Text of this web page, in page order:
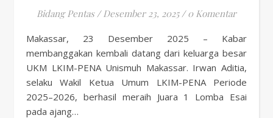
Bidang Pentas / Desember 23, 2025 / 0 Komentar
Makassar, 23 Desember 2025 – Kabar
membanggakan kembali datang dari keluarga besar
UKM LKIM-PENA Unismuh Makassar. Irwan Aditia,
selaku Wakil Ketua Umum LKIM-PENA Periode
2025–2026, berhasil meraih Juara 1 Lomba Esai
pada ajang…